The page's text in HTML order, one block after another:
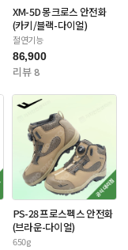
XM-5D 몽크로스 안전화
(카키/블랙-다이얼)
절연기능
86,900
리뷰 8
PS-28 프로스펙스 안전화
(브라운-다이얼)
650g